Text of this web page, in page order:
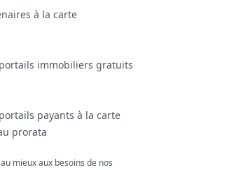
à la carte
immobiliers gratuits
payants à la carte
prorata
mieux aux besoins de nos